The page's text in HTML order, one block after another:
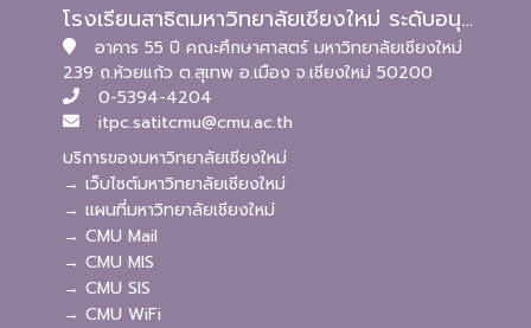
โรงเรียนสาธิตมหาวิทยาลัยเชียงใหม่ ระดับอนุบาลและประถมศึกษา
อาคาร 55 ปี คณะศึกษาศาสตร์ มหาวิทยาลัยเชียงใหม่
239 ถ.ห้วยแก้ว ต.สุเทพ อ.เมือง จ.เชียงใหม่ 50200
0-5394-4204
itpc.satitcmu@cmu.ac.th
บริการของมหาวิทยาลัยเชียงใหม่
→ เว็บไซต์มหาวิทยาลัยเชียงใหม่
→ แผนที่มหาวิทยาลัยเชียงใหม่
→ CMU Mail
→ CMU MIS
→ CMU SIS
→ CMU WiFi